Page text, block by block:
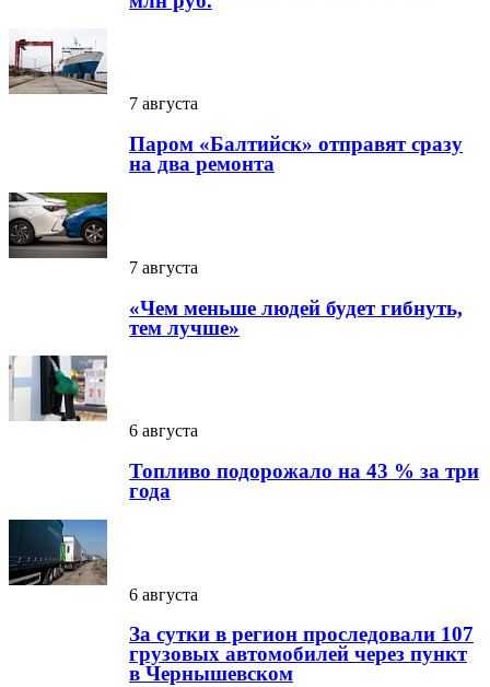
7 августа
Паром «Балтийск» отправят сразу
на два ремонта
7 августа
«Чем меньше людей будет гибнуть,
тем лучше»
6 августа
Топливо подорожало на 43 % за три
года
6 августа
За сутки в регион проследовали 107
грузовых автомобилей через пункт
в Чернышевском